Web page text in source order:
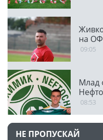
на
09:05
Млад
08:53
НЕ ПРОПУСКАЙ